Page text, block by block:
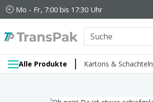
Mo - Fr, 7:00 bis 17:30 Uhr
Alle Produkte Kartons & Schachteln